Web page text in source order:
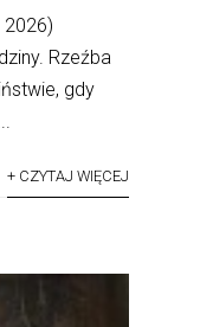
2026)
Rzeźba
gdy
+ CZYTAJ WIĘCEJ